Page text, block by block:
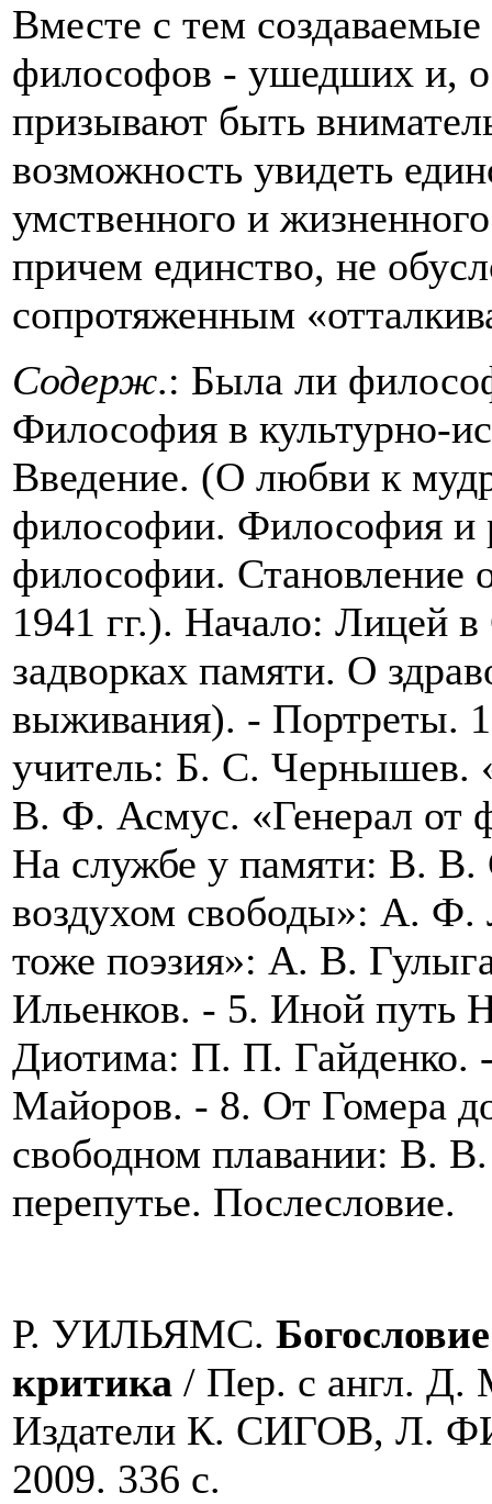
Вместе с тем
философов - ушедших и,
призывают быть
возможность увидеть
умственного и
причем единство, не
сопротяженным
Содерж.: Была ли
Философия в культурно-
Введение. (О любви к
философии. Философия и
философии. Становление
1941 гг.). Начало: Лицей
задворках памяти. О
выживания). - Портреты.
учитель: Б. С. Чернышев.
В. Ф. Асмус. «Генерал
На службе у памяти: В.
воздухом свободы»: А. Ф.
тоже поэзия»: А. В.
Ильенков. - 5. Иной путь
Диотима: П. П. Гайденко.
Майоров. - 8. От Гомера
свободном плавании: В.
перепутье. Послесловие.
Р. УИЛЬЯМС.
критика / Пер. с англ.
Издатели К. СИГОВ, Л.
2009. 336 с.